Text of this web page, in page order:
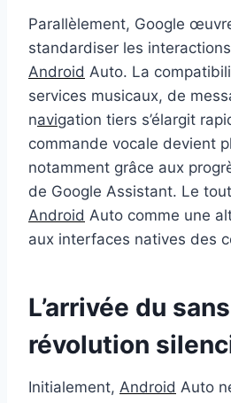
Parallèlement, Google
standardiser les
Android Auto. La
services musicaux, de
navigation tiers s’élargit
commande vocale devient
notamment grâce aux
de Google Assistant. Le
Android Auto comme une
aux interfaces natives des
L’arrivée du
révolution
Initialement, Android Auto